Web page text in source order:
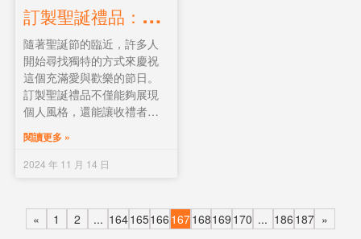
訂
製聖誕禮品：打造獨一無二的節日氛圍
隨著聖誕節的臨近，許多人
開始尋找獨特的方式來慶祝
這個充滿愛與歡樂的節日。
訂製聖誕禮品不僅能夠展現
個人風格，還能讓收禮者感
受到滿滿的心意。本文將介
紹幾種熱門的訂製聖誕禮
品，包括訂製聖誕杯子、訂
品，讓您在這個節日中脫穎
而出。
閱讀更多 »
2024 年 11 月 14 日
« 1 2 ... 164165166 167168169 170 ... 186 187 »